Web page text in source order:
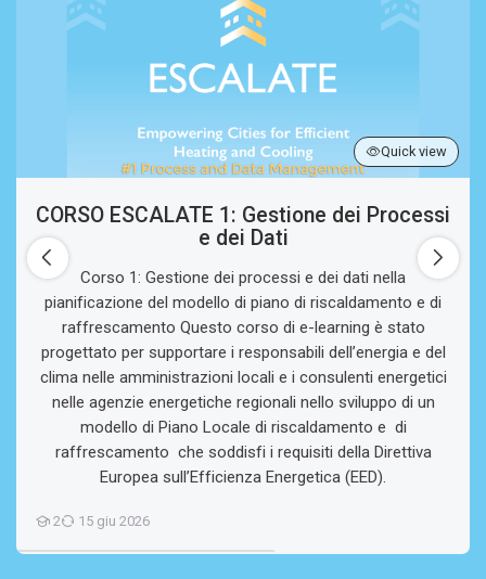
Quick view
CORSO ESCALATE 1: Gestione dei Processi
e dei Dati
Corso 1: Gestione dei processi e dei dati nella
pianificazione del modello di piano di riscaldamento e di
raffrescamento Questo corso di e-learning è stato
progettato per supportare i responsabili dell’energia e del
clima nelle amministrazioni locali e i consulenti energetici
nelle agenzie energetiche regionali nello sviluppo di un
modello di Piano Locale di riscaldamento e di
raffrescamento che soddisfi i requisiti della Direttiva
Europea sull’Efficienza Energetica (EED).
2
Studenti
15 giu 2026